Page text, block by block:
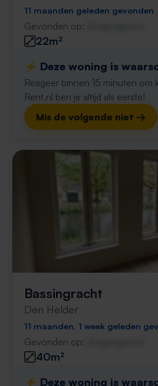
11 maanden geleden gevonden
Gevonden op:
22m²
⚡️ Deze woning is
Reageer binnen 15 minuten om
Rent.nl ben je altijd als eerste!
Mis de volgende niet →
Bassingracht
Den Helder
11 maanden, 1 week geleden
Gevonden op:
40m²
⚡️ Deze woning is